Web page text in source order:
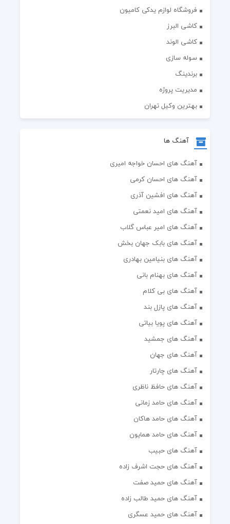
فروشگاه لوازم یدکی کامیون
کاشی البرز
کاشی الوند
سوله سازی
برندینگ
مدیریت پروژه
بهترین وکیل تهران
آهنگ ها
آهنگ های احسان خواجه امیری
آهنگ های احسان کرمی
آهنگ های افشین آذری
آهنگ های امید نعمتی
آهنگ های امیر عباس گلاب
آهنگ های بابک جهان بخش
آهنگ های بنیامین بهادری
آهنگ های بهنام بانی
آهنگ های بی کلام
آهنگ های پازل بند
آهنگ های پویا بیاتی
آهنگ های جمشید
آهنگ های جهان
آهنگ های چارتار
آهنگ های حافظ ناظری
آهنگ های حامد زمانی
آهنگ های حامد هاکان
آهنگ های حامد همایون
آهنگ های حبیب
آهنگ های حجت اشرف زاده
آهنگ های حمید صفت
آهنگ های حمید طالب زاده
آهنگ های حمید عسگری